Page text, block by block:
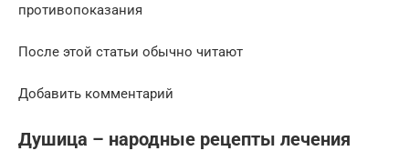
противопоказания
После этой статьи обычно читают
Добавить комментарий
Душица – народные рецепты лечения